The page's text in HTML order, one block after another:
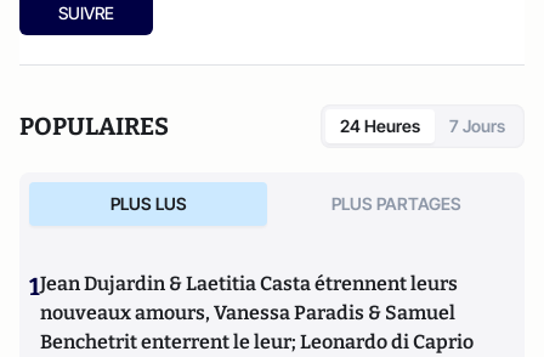
SUIVRE
POPULAIRES 24 Heures 7 Jours
PLUS LUS PLUS PARTAGES
1Jean Dujardin & Laetitia Casta étrennent leurs
nouveaux amours, Vanessa Paradis & Samuel
Benchetrit enterrent le leur; Leonardo di Caprio